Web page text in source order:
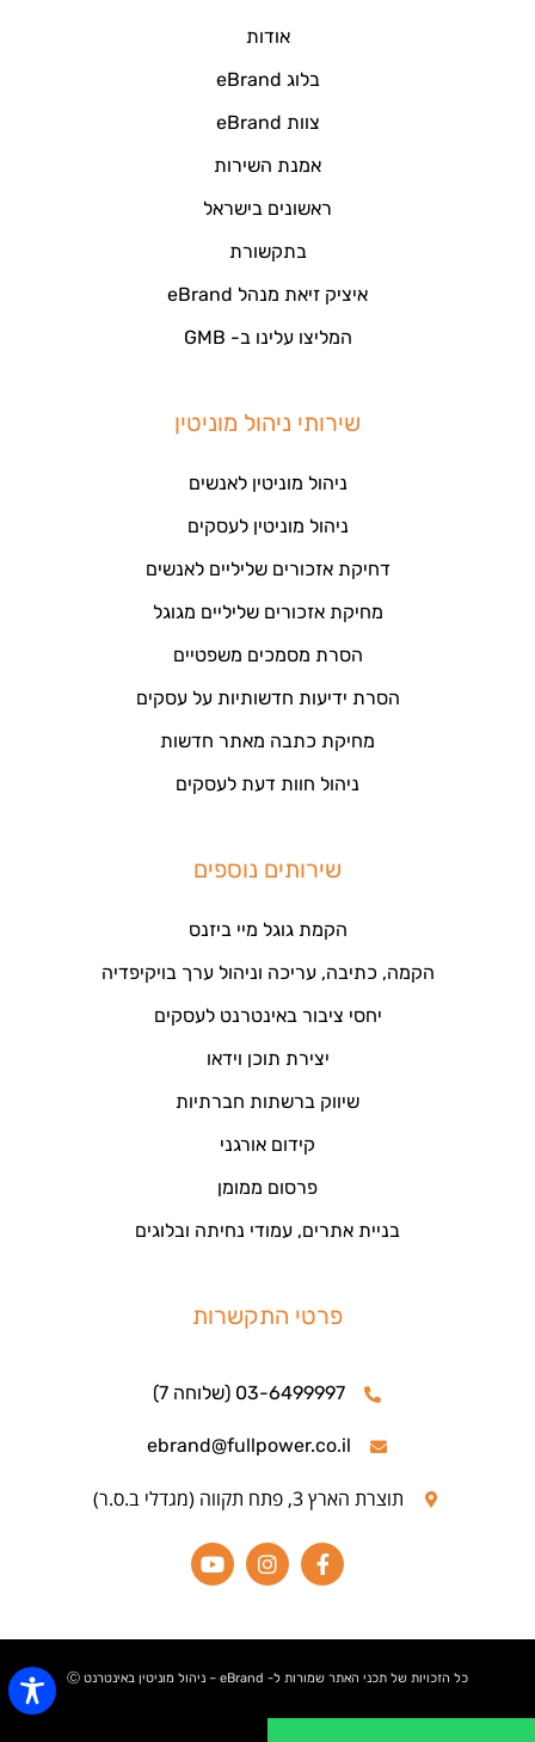
אודות
בלוג eBrand
צוות eBrand
אמנת השירות
ראשונים בישראל
בתקשורת
איציק זיאת מנהל eBrand
המליצו עלינו ב- GMB
שירותי ניהול מוניטין
ניהול מוניטין לאנשים
ניהול מוניטין לעסקים
דחיקת אזכורים שליליים לאנשים
מחיקת אזכורים שליליים מגוגל
הסרת מסמכים משפטיים
הסרת ידיעות חדשותיות על עסקים
מחיקת כתבה מאתר חדשות
ניהול חוות דעת לעסקים
שירותים נוספים
הקמת גוגל מיי ביזנס
הקמה, כתיבה, עריכה וניהול ערך בויקיפדיה
יחסי ציבור באינטרנט לעסקים
יצירת תוכן וידאו
שיווק ברשתות חברתיות
קידום אורגני
פרסום ממומן
בניית אתרים, עמודי נחיתה ובלוגים
פרטי התקשרות
03-6499997 (שלוחה 7)
ebrand@fullpower.co.il
תוצרת הארץ 3, פתח תקווה (מגדלי ב.ס.ר)
כל הזכויות של תכני האתר שמורות ל- eBrand – ניהול מוניטין באינטרנט Ⓒ